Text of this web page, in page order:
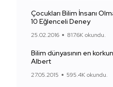
Çocukları Bilim İnsanı
10 Eğlenceli Deney
25.02.2016 817.6K okundu.
Bilim dünyasının en
Albert
27.05.2015 595.4K okundu.